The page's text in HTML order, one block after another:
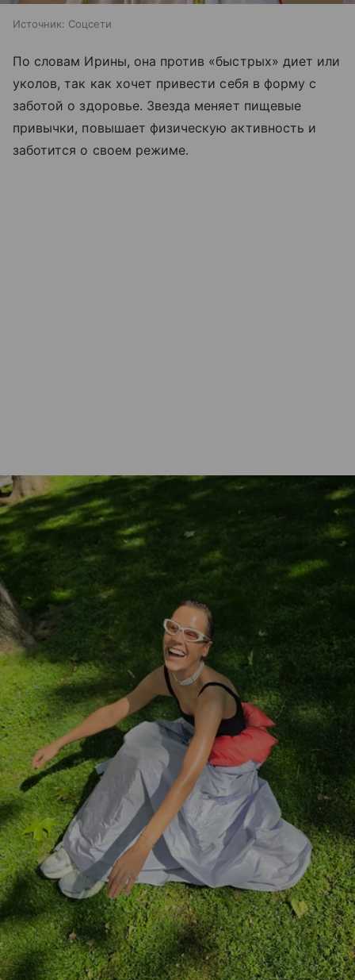
Источник: Соцсети
По словам Ирины, она против «быстрых» диет или
уколов, так как хочет привести себя в форму с
заботой о здоровье. Звезда меняет пищевые
привычки, повышает физическую активность и
заботится о своем режиме.